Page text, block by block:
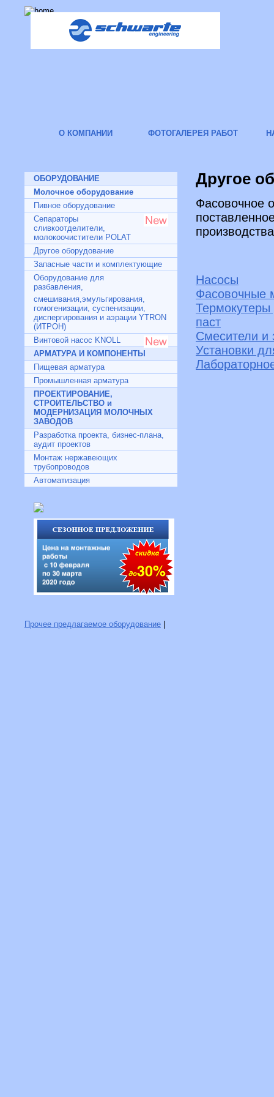
О КОМПАНИИ ФОТОГАЛЕРЕЯ РАБОТ
ОБОРУДОВАНИЕ
Молочное оборудование
Пивное оборудование
Сепараторы
сливкоотделители,
молокоочистители POLAT
Другое оборудование
Запасные части и комплектующие
Оборудование для
разбавления,
смешивания,эмульгирования,
гомогенизации, суспенизации,
диспергирования и аэрации YTRON
(ИТРОН)
Винтовой насос KNOLL
АРМАТУРА И КОМПОНЕНТЫ
Пищевая арматура
Промышленная арматура
ПРОЕКТИРОВАНИЕ,
СТРОИТЕЛЬСТВО и
МОДЕРНИЗАЦИЯ МОЛОЧНЫХ
ЗАВОДОВ
Разработка проекта, бизнес-плана,
аудит проектов
Монтаж нержавеющих
трубопроводов
Автоматизация
Другое
Фасовочное
Насосы
Фасовочные
паст
Cмесители и
Установки
Прочее предлагаемое оборудование